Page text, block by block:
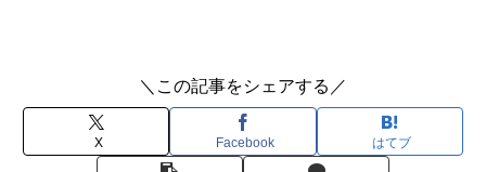
＼この記事をシェアする／
X Facebook はてブ